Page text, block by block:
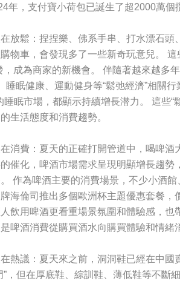
年，支付寶小荷包已誕生了超2000萬個
放鬆：捏捏樂、佛系手串、打水漂石頭
購物車，會發現多了一些新奇玩意兒。
，成為商家的新機會。 伴隨著越來越多
睡眠健康、運動健身等“鬆弛經濟”相關
睡眠市場，都顯示持續增長潜力。 這些
生活態度和消費趨勢。
消費：夏天的正確打開管道中，喝啤酒
催化，啤酒市場需求呈現明顯增長趨
作為啤酒主要的消費場景，不少小酒
海倫司推出多個歐洲杯主題優惠套餐
飲用啤酒更看重場景氛圍和體驗感，也
啤酒消費從購買酒水向購買體驗和情緒
熱議：夏天來之前，洞洞鞋已經在中國
”，但在厚底鞋、綜訓鞋、薄低鞋等不斷